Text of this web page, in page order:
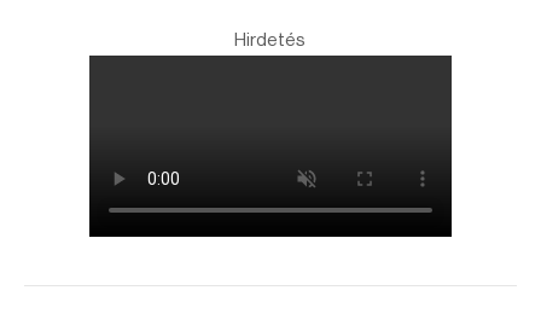
Hirdetés